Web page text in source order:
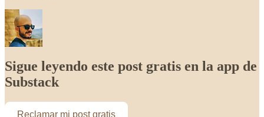
Sigue leyendo este post gratis en la app de
Substack
Reclamar mi post gratis